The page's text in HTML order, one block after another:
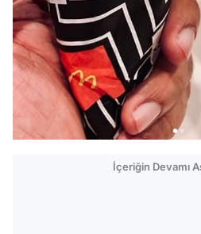
İçeriğin Devamı